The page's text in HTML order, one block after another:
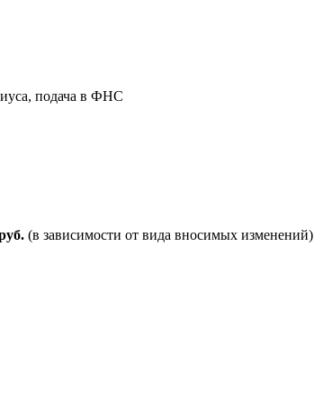
подача в ФНС
(в зависимости от вида вносимых изменений)